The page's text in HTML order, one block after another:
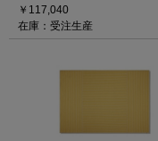
￥117,040
在庫：受注生産